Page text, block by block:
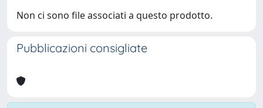
Non ci sono file associati a questo prodotto.
Pubblicazioni consigliate